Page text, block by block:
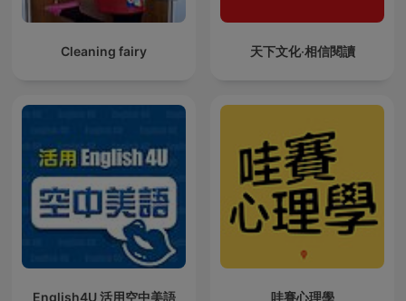
Cleaning fairy 天下文化‧相信閱讀
English4U 活用空中美語 哇賽心理學